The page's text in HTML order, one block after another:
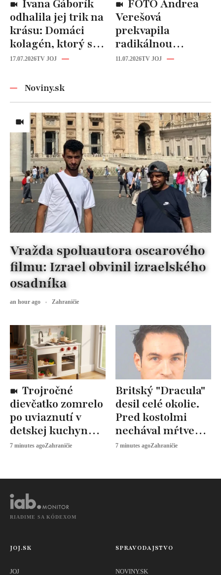
odhalila jej trik na
krásu: Domáci
kolagén, ktorý si
zvládnete
17.07.2026TV JOJ
Verešová
prekvapila
radikálnou
zmenou účesu: Je
11.07.2026TV JOJ
Noviny.sk
dievčatko zomrelo
po uviaznutí v
detskej kuchynke.
Vyšetrovanie
7 minutes agoZahraničie
Britský "Dracula"
desil celé okolie.
Pred kostolmi
nechával mŕtve
zvieratá
7 minutes agoZahraničie
Vražda spoluautora oscarového
filmu: Izrael obvinil izraelského
osadníka
an hour ago Zahraničie
RIADIME SA KÓDEXOM
JOJ.SK
JOJ
SPRAVODAJSTVO
NOVINY.SK